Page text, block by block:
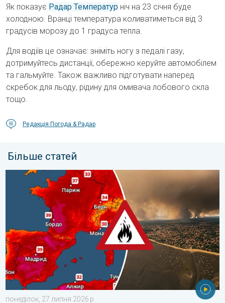
Як показує Радар Температур ніч на 23 січня буде
холодною. Вранці температура коливатиметься від 3
градусів морозу до 1 градуса тепла.
Для водіїв це означає: зніміть ногу з педалі газу,
дотримуйтесь дистанції, обережно керуйте автомобілем
та гальмуйте. Також важливо підготувати наперед
скребок для льоду, рідину для омивача лобового скла
тощо.
Редакція Погода & Радар
Більше статей
Масштабні лісові пожежі в Південно-Західній Європі.
понеділок, 27 липня 2026 р.